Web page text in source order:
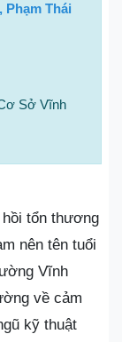
Phạm Thái
Sở Vĩnh
tổn thương
nên tên tuổi
Vĩnh
về cảm
kỹ thuật